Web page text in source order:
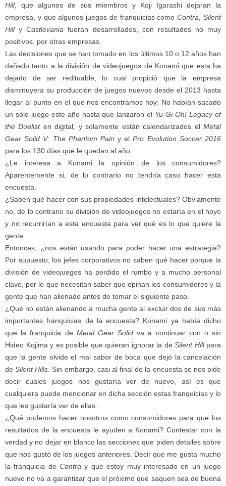
Hill, que algunos de sus miembros y Koji Igarashi dejaran la
empresa, y que algunos juegos de franquicias comoContra ,Silent
HillyCastlevania fueran desarrollados, con resultados no muy
positivos, por otras empresas.
Las decisiones que se han tomado en los últimos 10 o 12 años han
dañado tanto a la división de videojuegos de Konami que esta ha
dejado de ser redituable, lo cual propició que la empresa
disminuyera su producción de juegos nuevos desde el 2013 hasta
llegar al punto en el que nos encontramos hoy: No habían sacado
un sólo juego este año hasta que lanzaron el Yu-Gi-Oh! Legacy of
the Duelisten digital, y solamente están calendarizados elMetal
Gear Solid V: The Phantom Pain y elPro Evolution Soccer 2016
para los 130 días que le quedan al año.
¿Le interesa a Konami la opinión de los consumidores?
Aparentemente si, de lo contrario no tendría caso hacer esta
encuesta.
¿Saben qué hacer con sus propiedades intelectuales? Obviamente
no, de lo contrario su división de videojuegos no estaría en el hoyo
y no recurrirían a esta encuesta para ver qué es lo que quiere la
gente.
Entonces, ¿nos están usando para poder hacer una estrategia?
Por supuesto, los jefes corporativos no saben qué hacer porque la
división de videojuegos ha perdido el rumbo y a mucho personal
clave, por lo que necesitan saber que opinan los consumidores y la
gente que han alienado antes de tomar el siguiente paso.
¿Qué no están alienando a mucha gente al excluir dos de sus más
importantes franquicias de la encuesta? Konami ya había dicho
que la franquicia de Metal Gear Solid va a continuar con o sin
Hideo Kojima y es posible que quieran ignorar la de Silent Hillpara
que la gente olvide el mal sabor de boca que dejó la cancelación
deSilent Hills . Sin embargo, casi al final de la encuesta se nos pide
decir cuales juegos nos gustaría ver de nuevo, así es que
cualquiera puede mencionar en dicha sección estas franquicias y lo
que les gustaría ver de ellas.
¿Qué podemos hacer nosotros como consumidores para que los
resultados de la encuesta le ayuden a Konami? Contestar con la
verdad y no dejar en blanco las secciones que piden detalles sobre
que nos gustó de los juegos anteriores. Decir que me gusta mucho
la franquicia deContra y que estoy muy interesado en un juego
nuevo no va a garantizar que el próximo que saquen sea de buena